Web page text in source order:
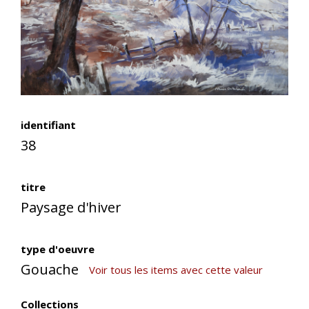
identifiant
38
titre
Paysage d'hiver
type d'oeuvre
Gouache Voir tous les items avec cette valeur
Collections